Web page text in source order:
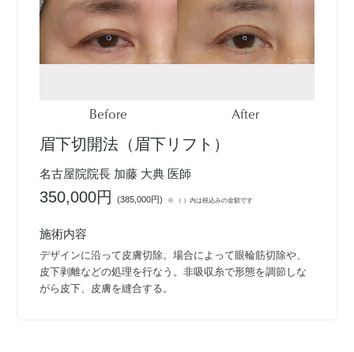
Before After
眉下切開法（眉下リフト）
名古屋院院長 加藤 大典 医師
350,000円(385,000円) ※ （ ）内は税込みの金額です
施術内容
デザインに沿って皮膚切除。場合によって眼輪筋切除や、
皮下剥離などの処理を行なう。非吸収糸で形態を調節しな
がら皮下、皮膚を縫合する。